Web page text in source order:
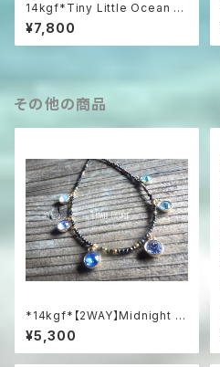
14kgf*Tiny Little Ocean O
pal Necklace オーストラリア
産プレシャスオパール&ラピスラ
ズリ
¥7,800
その他の商品
*14kgf*【2WAY】Midnight O
cean Mosaic：ブラックスピネ
ルと6色スワロフスキーのネック
レス
¥5,300